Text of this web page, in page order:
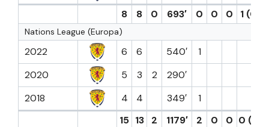
8
8 0 693′ 0 0 0 1 (0)
Nations League (Europa)
2022 6 6 540′
1
2020
5 3 2
290′
2018
4 4 349′
1
15 13 2 1179′ 2 0 0 0 (0)